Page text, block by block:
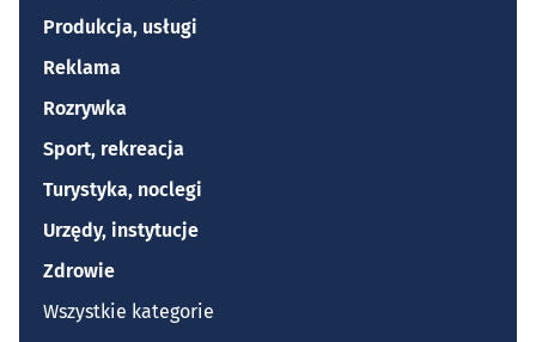
Produkcja, usługi
Reklama
Rozrywka
Sport, rekreacja
Turystyka, noclegi
Urzędy, instytucje
Zdrowie
Wszystkie kategorie